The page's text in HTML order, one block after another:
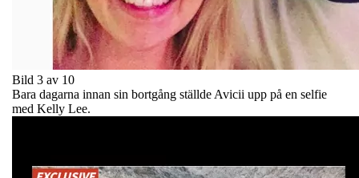
Bild 3 av 10
Bara dagarna innan sin bortgång ställde Avicii upp på en selfie
med Kelly Lee.